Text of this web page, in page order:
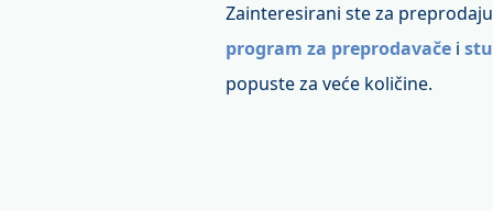
Zainteresirani ste za
program za preprodavače i
popuste za veće količine.